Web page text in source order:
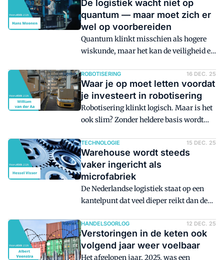
De logistiek wacht niet op
quantum — maar moet zich er
wel op voorbereiden
Quantum klinkt misschien als hogere
wiskunde, maar het kan de veiligheid en
flink verbeteren. Van slimme sensoren
tot betere data­beveiliging: de eerste
kansen dienen zich nu al aan.
ROBOTISERING 16 DEC. 25
Waar je op moet letten voordat
je investeert in robotisering
Robotisering klinkt logisch. Maar is het
ook slim? Zonder heldere basis wordt
TECHNOLOGIE 15 DEC. 25
Warehouse wordt steeds
vaker ingericht als
microfabriek
De Nederlandse logistiek staat op een
kantelpunt dat veel dieper reikt dan de
automatisering, robotisering en
duurzaamheid. Deze technologieën zijn
belangrijk, maar verhullen dat er op de
HANDELSOORLOG 12 DEC. 25
Verstoringen in de keten ook
volgend jaar weer voelbaar
Het afgelopen jaar, 2025, was een